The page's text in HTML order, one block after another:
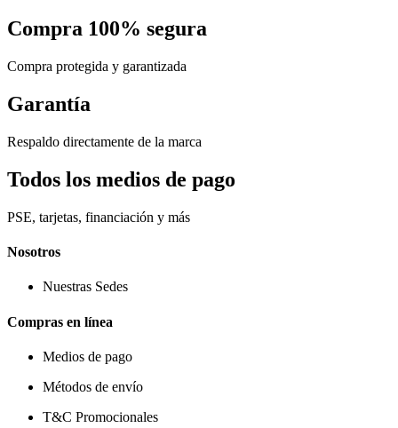
Compra 100% segura
Compra protegida y garantizada
Garantía
Respaldo directamente de la marca
Todos los medios de pago
PSE, tarjetas, financiación y más
Nosotros
Nuestras Sedes
Compras en línea
Medios de pago
Métodos de envío
T&C Promocionales